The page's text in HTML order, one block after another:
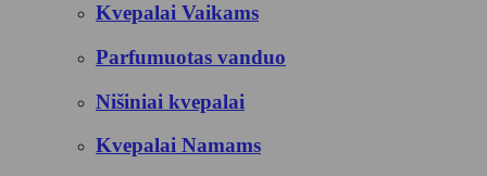
Kvepalai Vaikams
Parfumuotas vanduo
Nišiniai kvepalai
Kvepalai Namams